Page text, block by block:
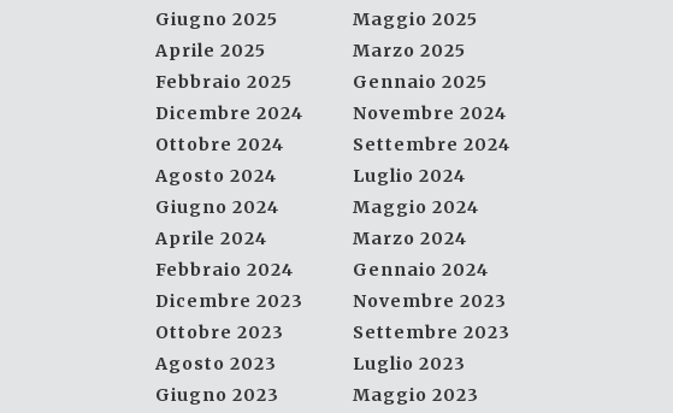
Giugno 2025
Maggio 2025
Aprile 2025
Marzo 2025
Febbraio 2025
Gennaio 2025
Dicembre 2024
Novembre 2024
Ottobre 2024
Settembre 2024
Agosto 2024
Luglio 2024
Giugno 2024
Maggio 2024
Aprile 2024
Marzo 2024
Febbraio 2024
Gennaio 2024
Dicembre 2023
Novembre 2023
Ottobre 2023
Settembre 2023
Agosto 2023
Luglio 2023
Giugno 2023
Maggio 2023